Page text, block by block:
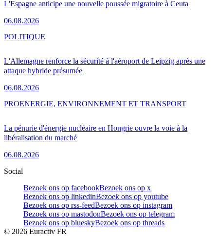
L'Espagne anticipe une nouvelle poussée migratoire à Ceuta
06.08.2026
L'Allemagne renforce la sécurité à l'aéroport de Leipzig après une
attaque hybride présumée
06.08.2026
POLITIQUE
La pénurie d'énergie nucléaire en Hongrie ouvre la voie à la
libéralisation du marché
06.08.2026
PROENERGIE, ENVIRONNEMENT ET TRANSPORT
Social
Bezoek ons op facebookBezoek ons op x
Bezoek ons op linkedinBezoek ons op youtube
Bezoek ons op rss-feedBezoek ons op instagram
Bezoek ons op mastodonBezoek ons op telegram
Bezoek ons op blueskyBezoek ons op threads
© 2026 Euractiv FR